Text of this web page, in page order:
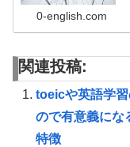
0-english.com
関連投稿:
toeicや英語学
ので有意義にな
特徴